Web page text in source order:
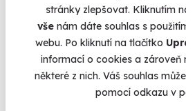
stránky zlepšovat. Kliknutím
vše nám dáte souhlas s
webu. Po kliknutí na tlačítko
informací o cookies a zároveň
některé z nich. Váš souhlas
pomocí odkazu v
2 490 Kč
Naheureka.cz